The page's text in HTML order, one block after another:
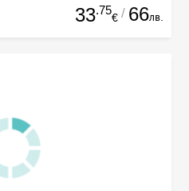
33.75
€ / 66лв.